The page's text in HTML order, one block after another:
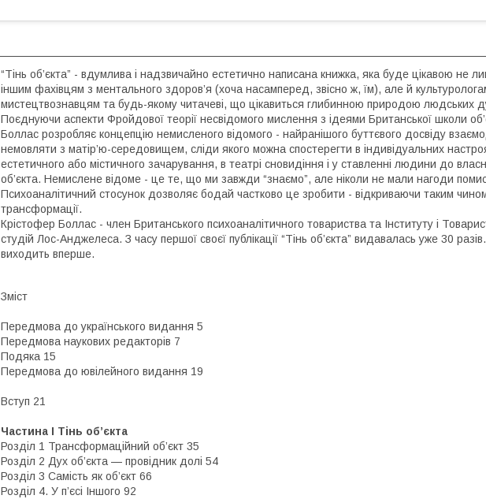
“Тінь об’єкта” - вдумлива і надзвичайно естетично написана книжка, яка буде цікавою не
іншим фахівцям з ментального здоров’я (хоча насамперед, звісно ж, їм), але й
мистецтвознавцям та будь-якому читачеві, що цікавиться глибинною природою людських
Поєднуючи аспекти Фройдової теорії несвідомого мислення з ідеями Британської школи
Боллас розробляє концепцію немисленого відомого - найранішого буттєвого досвіду
немовляти з матір’ю-середовищем, сліди якого можна спостерегти в індивідуальних
естетичного або містичного зачарування, в театрі сновидіння і у ставленні людини до
об’єкта. Немислене відоме - це те, що ми завжди “знаємо”, але ніколи не мали нагоди
Психоаналітичний стосунок дозволяє бодай частково це зробити - відкриваючи таким
трансформації.
Крістофер Боллас - член Британського психоаналітичного товариства та Інституту і
студій Лос-Анджелеса. З часу першої своєї публікації “Тінь об’єкта” видавалась уже 30
виходить вперше.
Зміст
Передмова до українського видання 5
Передмова наукових редакторів 7
Подяка 15
Передмова до ювілейного видання 19
Вступ 21
Частина І Тінь об’єкта
Розділ 1 Трансформаційний об’єкт 35
Розділ 2 Дух об’єкта — провідник долі 54
Розділ 3 Самість як об’єкт 66
Розділ 4. У п’єсі Іншого 92